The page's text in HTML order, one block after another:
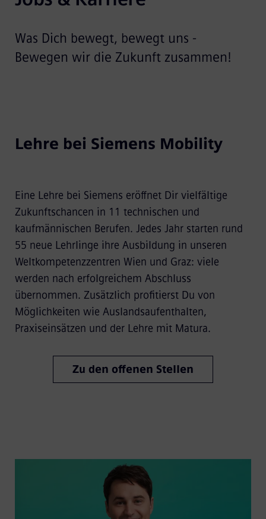
Was Dich bewegt, bewegt uns -
Bewegen wir die Zukunft zusammen!
Lehre bei Siemens Mobility
Eine Lehre bei Siemens eröffnet Dir vielfältige
Zukunftschancen in 11 technischen und
kaufmännischen Berufen. Jedes Jahr starten rund
55 neue Lehrlinge ihre Ausbildung in unseren
Weltkompetenzzentren Wien und Graz: viele
werden nach erfolgreichem Abschluss
übernommen. Zusätzlich profitierst Du von
Möglichkeiten wie Auslandsaufenthalten,
Praxiseinsätzen und der Lehre mit Matura.
Zu den offenen Stellen